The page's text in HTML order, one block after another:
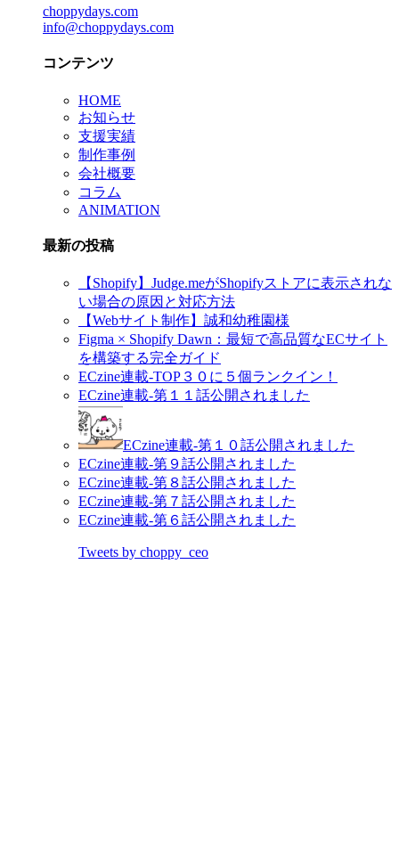
choppydays.com
info@choppydays.com
コンテンツ
HOME
お知らせ
支援実績
制作事例
会社概要
コラム
ANIMATION
最新の投稿
【Shopify】Judge.meがShopifyストアに表示されな
い場合の原因と対応方法
【Webサイト制作】誠和幼稚園様
Figma × Shopify Dawn：最短で高品質なECサイト
を構築する完全ガイド
ECzine連載-TOP３０に５個ランクイン！
ECzine連載-第１１話公開されました
ECzine連載-第１０話公開されました
ECzine連載-第９話公開されました
ECzine連載-第８話公開されました
ECzine連載-第７話公開されました
ECzine連載-第６話公開されました
Tweets by choppy_ceo